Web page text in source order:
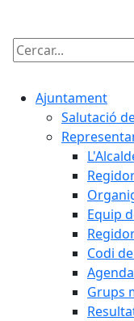
Cercar:
Ajuntament
Salutació
Equip
Codi
Grups